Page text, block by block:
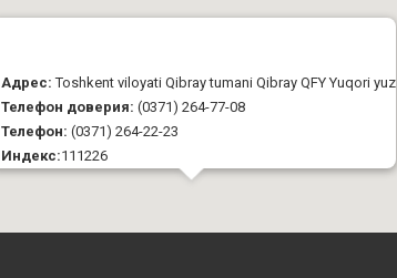
Адрес:Toshkent viloyati Qibray tumani Qibray QFY Yuqori yuz
Телефон доверия: (0371) 264-77-08
Телефон: (0371) 264-22-23
Индекс:111226